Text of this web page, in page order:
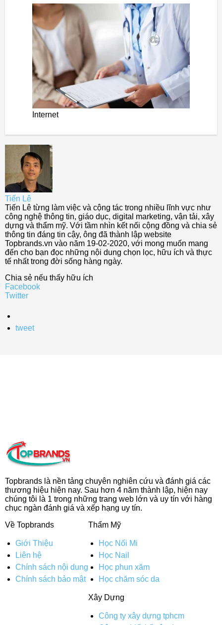
Internet
Tiến Lê
Tiến Lê từng làm việc và cộng tác trong nhiều lĩnh vực như
công nghệ thông tin, giáo dục, digital marketing, vận tải, xây
dựng và thẩm mỹ. Với tầm nhìn kết nối cộng đồng và chia sẻ
thông tin đáng tin cậy, ông đã thành lập website
Topbrands.vn vào năm 19-02-2020, với mong muốn mang
đến cho bạn đọc những nội dung chọn lọc, hữu ích và thực
tế nhất trong đời sống hàng ngày.
Chia sẻ nếu thấy hữu ích
Facebook
Twitter
tweet
Topbrands là nền tảng chuyên nghiên cứu và đánh giá các
thương hiệu hiện nay. Sau hơn 4 năm thành lập, hiện nay
chúng tôi là 1 trong những trang web lớn và uy tín với hàng
chục ngàn đánh giá và xếp hạng uy tín.
Về Topbrands
Giới Thiệu
Liên hệ
Chính sách nội dung
Chính sách bảo mật
Thẩm Mỹ
Học Nối Mi
Học Nail
Học phun xăm
Học chăm sóc da
Xây Dựng
Công ty xây dựng tphcm